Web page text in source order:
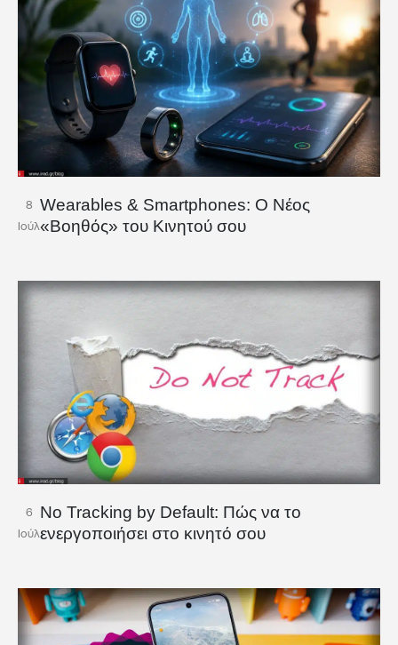
8
Ιούλ
Wearables & Smartphones: Ο Νέος
«Βοηθός» του Κινητού σου
6
Ιούλ
No Tracking by Default: Πώς να το
ενεργοποιήσει στο κινητό σου